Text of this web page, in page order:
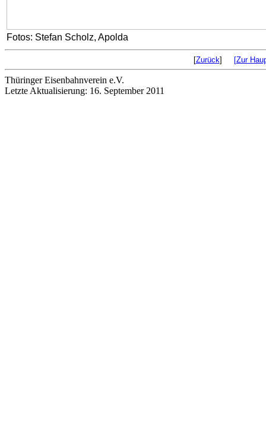
Fotos: Stefan Scholz, Apolda
[Zurück] [Zur
Thüringer Eisenbahnverein e.V.
Letzte Aktualisierung: 16. September 2011